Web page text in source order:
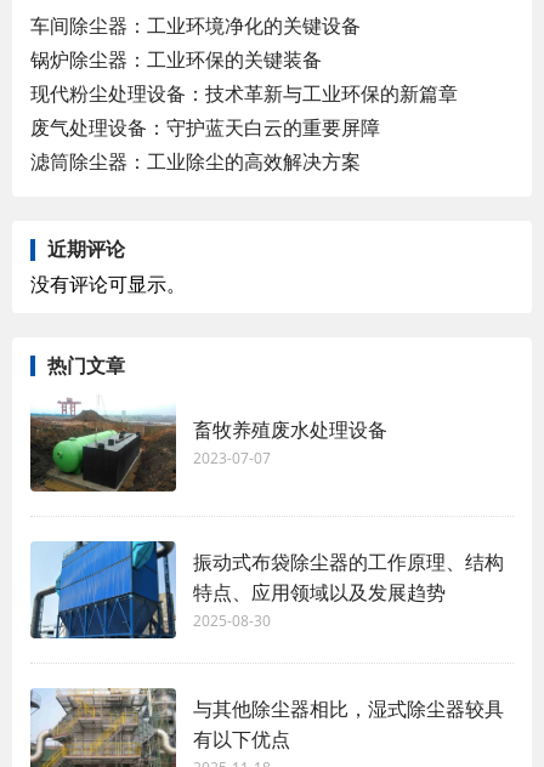
车间除尘器：工业环境净化的关键设备
锅炉除尘器：工业环保的关键装备
现代粉尘处理设备：技术革新与工业环保的新篇章
废气处理设备：守护蓝天白云的重要屏障
滤筒除尘器：工业除尘的高效解决方案
近期评论
没有评论可显示。
热门文章
畜牧养殖废水处理设备
2023-07-07
振动式布袋除尘器的工作原理、结构
特点、应用领域以及发展趋势
2025-08-30
与其他除尘器相比，湿式除尘器较具
有以下优点